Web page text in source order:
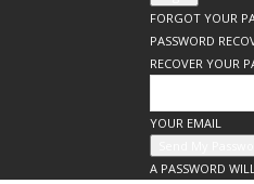
FORGOT YOUR
PASSWORD
RECOVER YOUR
YOUR EMAIL
A PASSWORD